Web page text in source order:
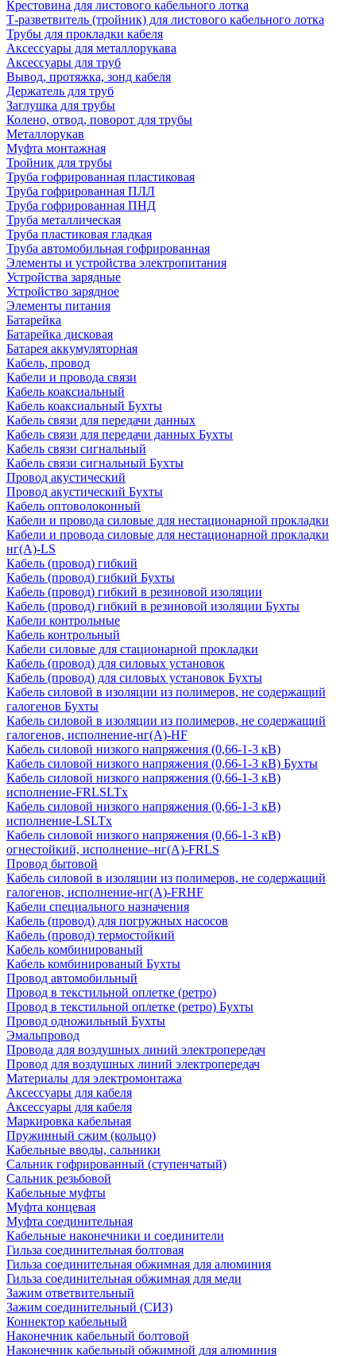
Крестовина для листового кабельного лотка
Т-разветвитель (тройник) для листового кабельного лотка
Трубы для прокладки кабеля
Аксессуары для металлорукава
Аксессуары для труб
Вывод, протяжка, зонд кабеля
Держатель для труб
Заглушка для трубы
Колено, отвод, поворот для трубы
Металлорукав
Муфта монтажная
Тройник для трубы
Труба гофрированная пластиковая
Труба гофрированная ПЛЛ
Труба гофрированная ПНД
Труба металлическая
Труба пластиковая гладкая
Труба автомобильная гофрированная
Элементы и устройства электропитания
Устройства зарядные
Устройство зарядное
Элементы питания
Батарейка
Батарейка дисковая
Батарея аккумуляторная
Кабель, провод
Кабели и провода связи
Кабель коаксиальный
Кабель коаксиальный Бухты
Кабель связи для передачи данных
Кабель связи для передачи данных Бухты
Кабель связи сигнальный
Кабель связи сигнальный Бухты
Провод акустический
Провод акустический Бухты
Кабель оптоволоконный
Кабели и провода силовые для нестационарной прокладки
Кабели и провода силовые для нестационарной прокладки
нг(А)-LS
Кабель (провод) гибкий
Кабель (провод) гибкий Бухты
Кабель (провод) гибкий в резиновой изоляции
Кабель (провод) гибкий в резиновой изоляции Бухты
Кабели контрольные
Кабель контрольный
Кабели силовые для стационарной прокладки
Кабель (провод) для силовых установок
Кабель (провод) для силовых установок Бухты
Кабель силовой в изоляции из полимеров, не содержащий
галогенов Бухты
Кабель силовой в изоляции из полимеров, не содержащий
галогенов, исполнение-нг(А)-HF
Кабель силовой низкого напряжения (0,66-1-3 кВ)
Кабель силовой низкого напряжения (0,66-1-3 кВ) Бухты
Кабель силовой низкого напряжения (0,66-1-3 кВ)
исполнение-FRLSLTx
Кабель силовой низкого напряжения (0,66-1-3 кВ)
исполнение-LSLTx
Кабель силовой низкого напряжения (0,66-1-3 кВ)
огнестойкий, исполнение–нг(А)-FRLS
Провод бытовой
Кабель силовой в изоляции из полимеров, не содержащий
галогенов, исполнение-нг(А)-FRHF
Кабели специального назначения
Кабель (провод) для погружных насосов
Кабель (провод) термостойкий
Кабель комбинированый
Кабель комбинированый Бухты
Провод автомобильный
Провод в текстильной оплетке (ретро)
Провод в текстильной оплетке (ретро) Бухты
Провод одножильный Бухты
Эмальпровод
Провода для воздушных линий электропередач
Провод для воздушных линий электропередач
Материалы для электромонтажа
Аксессуары для кабеля
Аксессуары для кабеля
Маркировка кабельная
Пружинный сжим (кольцо)
Кабельные вводы, сальники
Сальник гофрированный (ступенчатый)
Сальник резьбовой
Кабельные муфты
Муфта концевая
Муфта соединительная
Кабельные наконечники и соединители
Гильза соединительная болтовая
Гильза соединительная обжимная для алюминия
Гильза соединительная обжимная для меди
Зажим ответвительный
Зажим соединительный (СИЗ)
Коннектор кабельный
Наконечник кабельный болтовой
Наконечник кабельный обжимной для алюминия